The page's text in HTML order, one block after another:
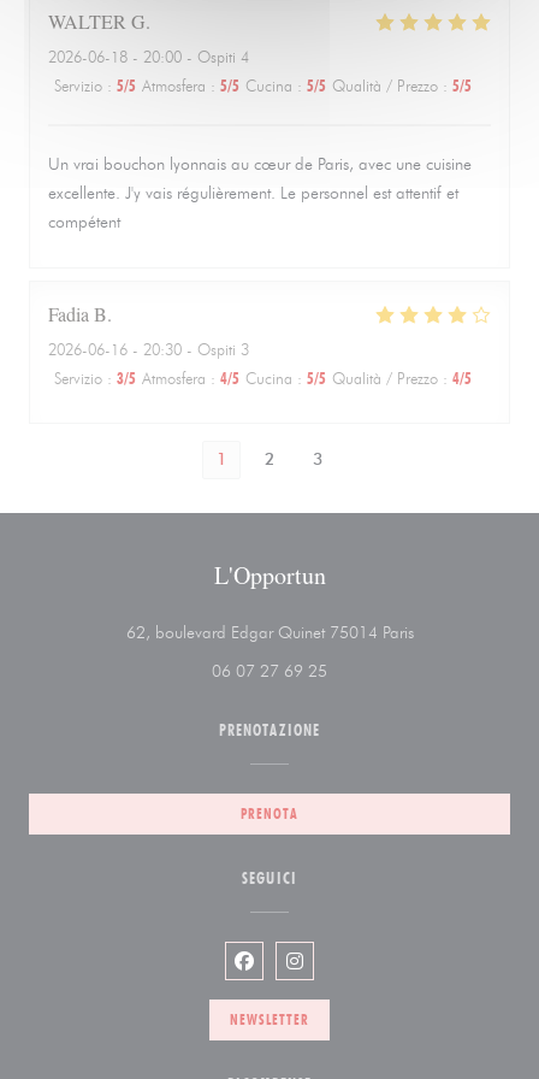
WALTER G
2026-06-18 - 20:00 - Ospiti 4
Servizio : 5/5 Atmosfera : 5/5 Cucina : 5/5 Qualità / Prezzo : 5/5
Un vrai bouchon lyonnais au cœur de Paris, avec une cuisine
excellente. J'y vais régulièrement. Le personnel est attentif et
compétent
Fadia B
2026-06-16 - 20:30 - Ospiti 3
Servizio : 3/5 Atmosfera : 4/5 Cucina : 5/5 Qualità / Prezzo : 4/5
1 2 3
L'Opportun
62, boulevard Edgar Quinet 75014 Paris((apre una nuova
06 07 27 69 25
PRENOTAZIONE
PRENOTA
SEGUICI
Facebook ((apre una nuova finestra))
Instagram ((apre una nuova
NEWSLETTER